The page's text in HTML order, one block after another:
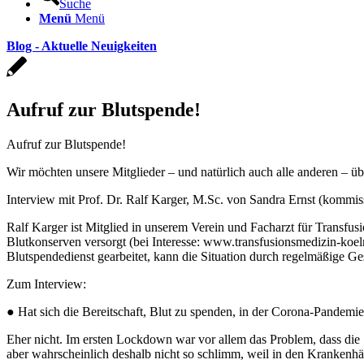
Suche
Menü Menü
Blog - Aktuelle Neuigkeiten
Aufruf zur Blutspende!
Aufruf zur Blutspende!
Wir möchten unsere Mitglieder – und natürlich auch alle anderen –
Interview mit Prof. Dr. Ralf Karger, M.Sc. von Sandra Ernst
Ralf Karger ist Mitglied in unserem Verein und Facharzt für
Blutkonserven versorgt (bei Interesse: www.transfusionsmedizin-
Blutspendedienst gearbeitet, kann die Situation durch regelmäßige
Zum Interview:
● Hat sich die Bereitschaft, Blut zu spenden, in der Corona-
Eher nicht. Im ersten Lockdown war vor allem das Problem, dass
aber wahrscheinlich deshalb nicht so schlimm, weil in den